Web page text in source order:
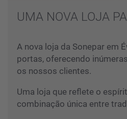
UMA NOVA LOJA
A nova loja da Sonepar em
portas, oferecendo
os nossos clientes.
Uma loja que reflete o
combinação única entre